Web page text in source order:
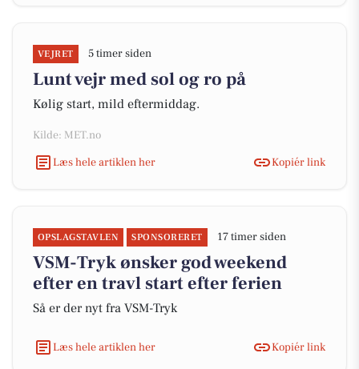
VEJRET 5 timer siden
Lunt vejr med sol og ro på
Kølig start, mild eftermiddag.
Kilde: MET.no
Læs hele artiklen her
Kopiér link
OPSLAGSTAVLEN SPONSORERET 17 timer siden
VSM-Tryk ønsker god weekend
efter en travl start efter ferien
Så er der nyt fra VSM-Tryk
Læs hele artiklen her Kopiér link